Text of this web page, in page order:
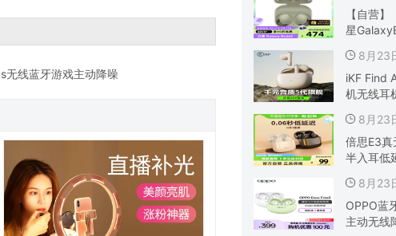
无线蓝牙游戏主动降噪
【自营
星
8月
iKF Find
机无线耳
8月
倍思E3真
半入耳低
8月
OPPO蓝
主动无线